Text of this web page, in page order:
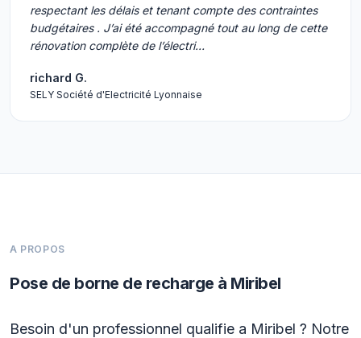
respectant les délais et tenant compte des contraintes
budgétaires . J’ai été accompagné tout au long de cette
rénovation complète de l’électri…
richard G.
SELY Société d'Electricité Lyonnaise
A PROPOS
Pose de borne de recharge à Miribel
Besoin d'un professionnel qualifie a Miribel ? Notre